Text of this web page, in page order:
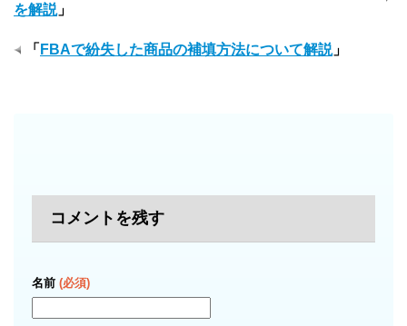
を解説」
「 FBAで紛失した商品の補填方法について解説」
コメントを残す
名前 (必須)